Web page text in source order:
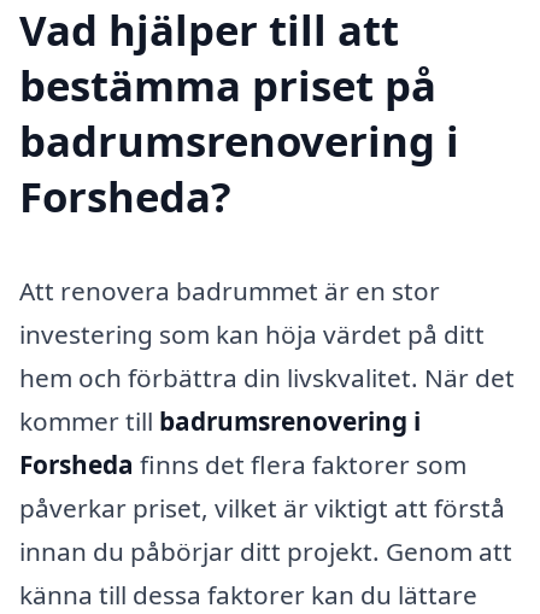
Vad hjälper till att
bestämma priset på
badrumsrenovering i
Forsheda?
Att renovera badrummet är en stor
investering som kan höja värdet på ditt
hem och förbättra din livskvalitet. När det
kommer till badrumsrenovering i
Forsheda finns det flera faktorer som
påverkar priset, vilket är viktigt att förstå
innan du påbörjar ditt projekt. Genom att
känna till dessa faktorer kan du lättare